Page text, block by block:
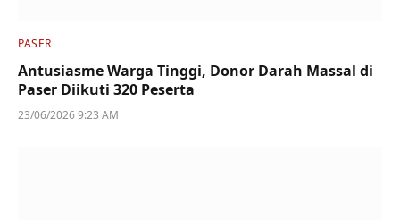
PASER
Antusiasme Warga Tinggi, Donor Darah Massal di
Paser Diikuti 320 Peserta
23/06/2026 9:23 AM